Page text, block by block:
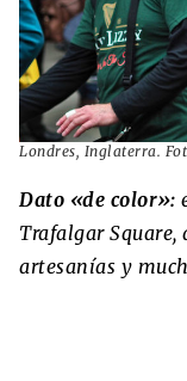
Londres, Inglaterra.
Dato «de color»:
Trafalgar Square,
artesanías y